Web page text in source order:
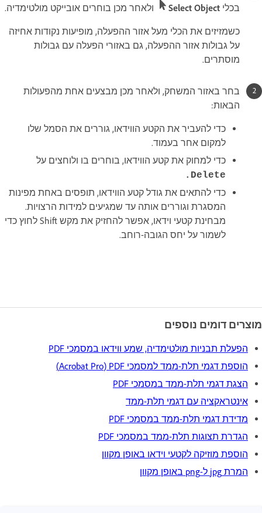
בכלי Select Object ולאחר מכן בוחרים אובייקט מולטימדיה.
כשמזיזים את הכלי מעל אזור ההפעלה, מופיעות נקודות אחיזה
על גבולות אזור ההפעלה, גם באזורי הפעלה עם גבולות
מוסתרים.
בחר באזור המשחק, ולאחר מכן מבצעים אחת מהפעולות
הבאות:
כדי להעביר את הקטע הווידאו, גוררים את הסמל שלו
למקום אחר בעמוד.
כדי למחוק את קטע הווידאו, בוחרים בו ולוחצים על
Delete.
כדי להתאים את גודל קטע הווידאו, תופסים באחת מפינות
המסגרת וגוררים אותה עד שמגיעים למידות הרצויות.
מבחינת קטעי וידאו, אפשר להחזיק את מקש Shift לחוץ כדי
לשמור על יחס הגובה-רוחב.
מוצרים דומים נוספים
הפעלת תבניות מולטימדיה, שמע ווידאו במסמכי PDF
הוספת דגמי תלת-ממד למסמכי PDF‏ (Acrobat Pro)
הצגת דגמי תלת-ממד במסמכי PDF
אינטראקציה עם דגמי תלת-ממד
מדידת דגמי תלת-ממד במסמכי PDF
הגדרת תצוגות תלת-ממד במסמכי PDF
הוספת מוזיקה לקטעי וידאו באופן מקוון
המרת jpg ל-png באופן מקוון